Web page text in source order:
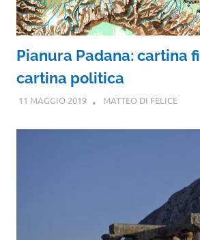
Pianura Padana: cartina
cartina politica
11 MAGGIO 2019 MATTEO DI FELICE